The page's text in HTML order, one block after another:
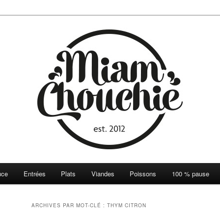
Entrées Plats Viandes Poissons 100 % pause
ARCHIVES PAR MOT-CLÉ : THYM CITRON